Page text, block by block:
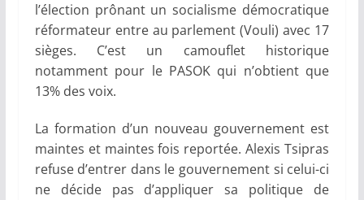
l’élection prônant un socialisme démocratique
réformateur entre au parlement (Vouli) avec 17
sièges. C’est un camouflet historique
notamment pour le PASOK qui n’obtient que
13% des voix.
La formation d’un nouveau gouvernement est
maintes et maintes fois reportée. Alexis Tsipras
refuse d’entrer dans le gouvernement si celui-ci
ne décide pas d’appliquer sa politique de